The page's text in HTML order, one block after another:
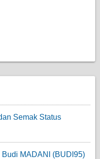
Semak Status
MADANI (BUDI95)